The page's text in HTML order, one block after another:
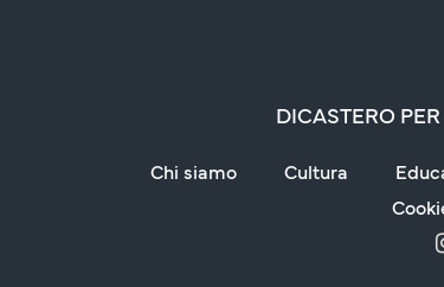
DICASTERO
Chi siamo Cultura